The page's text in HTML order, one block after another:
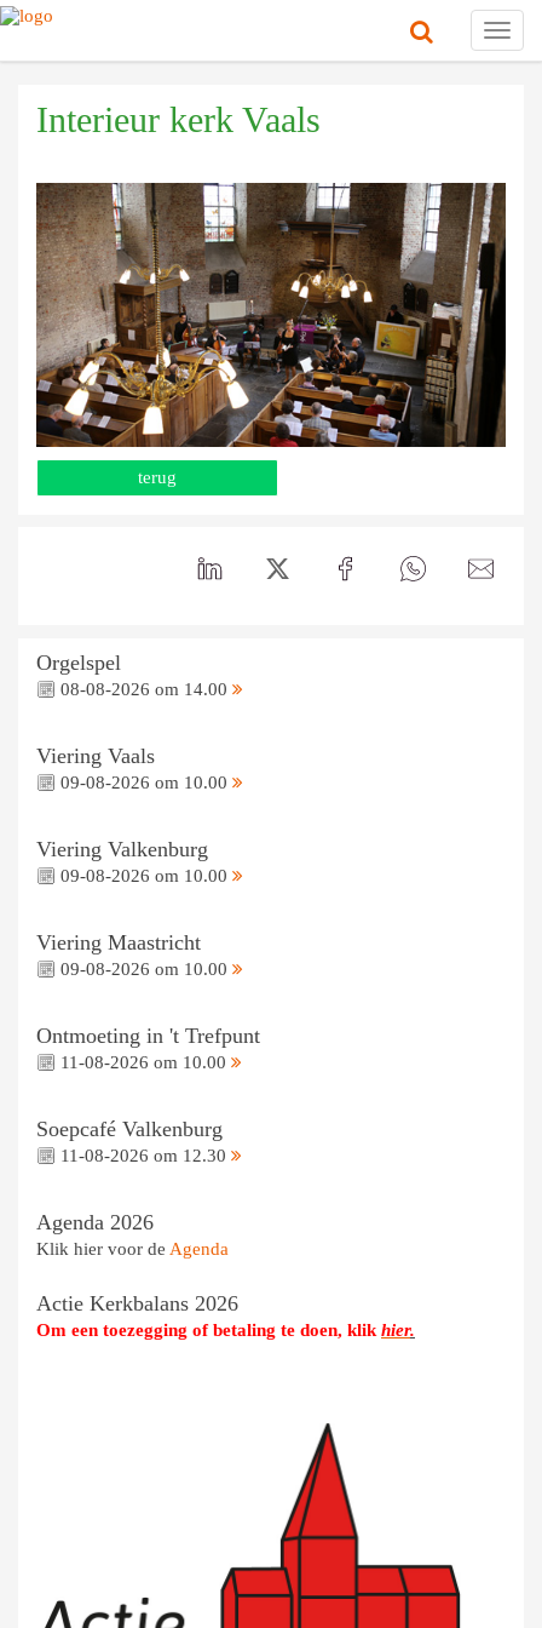
Interieur kerk Vaals
terug
Orgelspel
08-08-2026 om 14.00
Viering Vaals
09-08-2026 om 10.00
Viering Valkenburg
09-08-2026 om 10.00
Viering Maastricht
09-08-2026 om 10.00
Ontmoeting in 't Trefpunt
11-08-2026 om 10.00
Soepcafé Valkenburg
11-08-2026 om 12.30
Agenda 2026
Klik hier voor de Agenda
Actie Kerkbalans 2026
Om een toezegging of betaling te doen, klik hier.